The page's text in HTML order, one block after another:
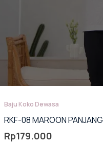
Baju Koko Dewasa
RKF-08 MAROON PANJANG
Rp179.000